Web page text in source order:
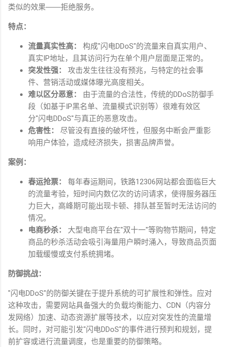
类似的效果――拒绝服务。
特点：
流量真实性高： 构成"闪电DDoS"的流量来自真实用户、
真实IP地址，且其访问行为在单个用户层面是正常的。
突发性强：
攻击发生往往没有预兆，与特定的社会事
件、营销活动或媒体曝光高度相关。
难以区分恶意：
由于流量的合法性，传统的DDoS防御手
段（如基于IP黑名单、流量模式识别等）很难有效区
分"闪电DDoS"与真正的恶意攻击。
危害性：
尽管没有直接的破坏性，但服务中断会严重影
响用户体验，造成经济损失，损害品牌声誉。
案例：
春运抢票： 每年春运期间，铁路12306网站都会面临巨大
的流量考验，短时间内数亿次的访问请求，使得服务器压
力巨大，高峰期可能出现卡顿、排队甚至暂时无法访问的
情况。
电商秒杀：
大型电商平台在"双十一"等购物节期间，特定
商品的秒杀活动会吸引海量用户瞬时涌入，导致商品页面
加载缓慢或支付系统拥堵。
防御挑战：
"闪电DDoS"的防御关键在于提升系统的可扩展性和弹性。应对
这种攻击，需要网站具备强大的负载均衡能力、 CDN （内容分
发网络）加速、动态资源扩展等技术，以应对突发性的流量增
长。同时，对可能引发"闪电DDoS"的事件进行预判和规划，提
前扩容或进行流量调度，也是重要的防御策略。